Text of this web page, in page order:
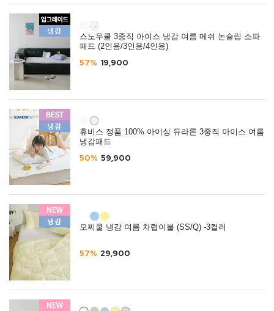
스노우쿨 3중직 아이스 냉감 여름 메쉬 논슬립 소파
패드 (2인용/3인용/4인용)
57% 19,900
휴비스 정품 100% 아이싱 듀라론 3중직 아이스 여름
냉감패드
50% 59,900
모찌쿨 냉감 여름 차렵이불 (SS/Q) -3컬러
57% 29,900